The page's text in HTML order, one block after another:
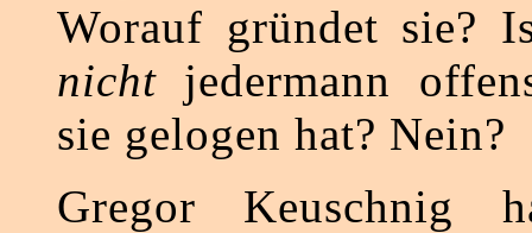
Worauf gründet sie?
nicht jedermann
sie gelogen hat? Nein?
Gregor Keuschnig